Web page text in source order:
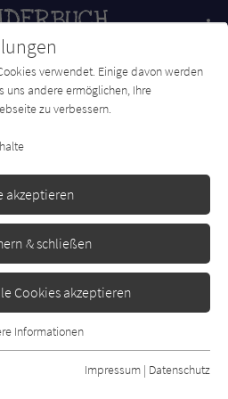
Charts Newsletter
Malamu
April 2006
verwendet. Einige davon werden
andere ermöglichen, Ihre
zu verbessern.
akzeptieren
& schließen
Cookies akzeptieren
grundlegende Funktionen der
gewährleistet, dass die Webseite
Informationen
Impressum | Datenschutz